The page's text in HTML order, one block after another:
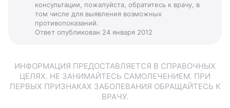
консультации, пожалуйста, обратитесь к врачу, в
том числе для выявления возможных
противопоказаний.
Ответ опубликован 24 января 2012
ИНФОРМАЦИЯ ПРЕДОСТАВЛЯЕТСЯ В СПРАВОЧНЫХ
ЦЕЛЯХ. НЕ ЗАНИМАЙТЕСЬ САМОЛЕЧЕНИЕМ. ПРИ
ПЕРВЫХ ПРИЗНАКАХ ЗАБОЛЕВАНИЯ ОБРАЩАЙТЕСЬ К
ВРАЧУ.